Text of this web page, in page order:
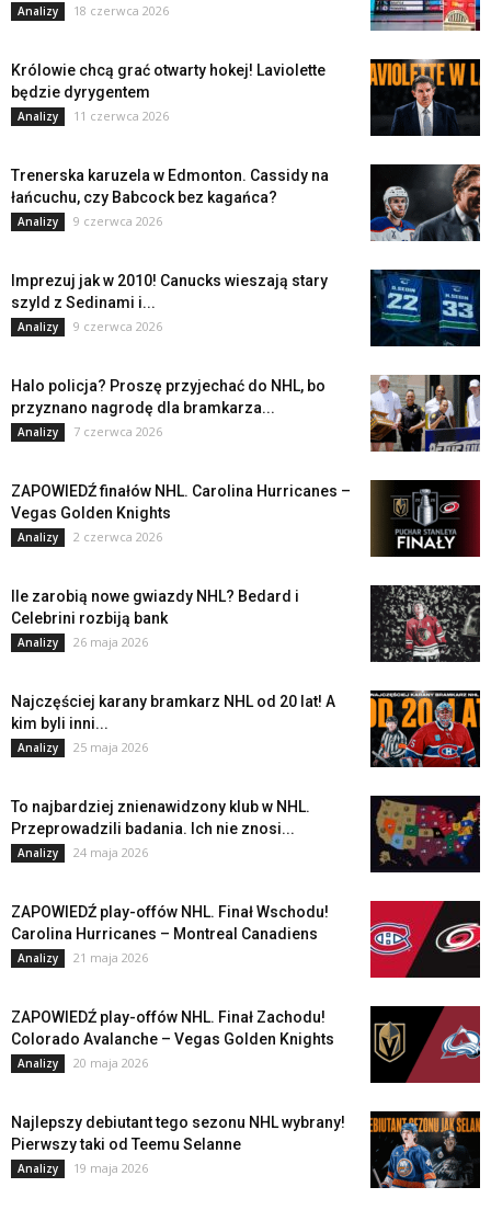
Analizy 18 czerwca 2026
Królowie chcą grać otwarty hokej! Laviolette
będzie dyrygentem
Analizy 11 czerwca 2026
Trenerska karuzela w Edmonton. Cassidy na
łańcuchu, czy Babcock bez kagańca?
Analizy 9 czerwca 2026
Imprezuj jak w 2010! Canucks wieszają stary
szyld z Sedinami i...
Analizy 9 czerwca 2026
Halo policja? Proszę przyjechać do NHL, bo
przyznano nagrodę dla bramkarza...
Analizy 7 czerwca 2026
ZAPOWIEDŹ finałów NHL. Carolina Hurricanes –
Vegas Golden Knights
Analizy 2 czerwca 2026
Ile zarobią nowe gwiazdy NHL? Bedard i
Celebrini rozbiją bank
Analizy 26 maja 2026
Najczęściej karany bramkarz NHL od 20 lat! A
kim byli inni...
Analizy 25 maja 2026
To najbardziej znienawidzony klub w NHL.
Przeprowadzili badania. Ich nie znosi...
Analizy 24 maja 2026
ZAPOWIEDŹ play-offów NHL. Finał Wschodu!
Carolina Hurricanes – Montreal Canadiens
Analizy 21 maja 2026
ZAPOWIEDŹ play-offów NHL. Finał Zachodu!
Colorado Avalanche – Vegas Golden Knights
Analizy 20 maja 2026
Najlepszy debiutant tego sezonu NHL wybrany!
Pierwszy taki od Teemu Selanne
Analizy 19 maja 2026